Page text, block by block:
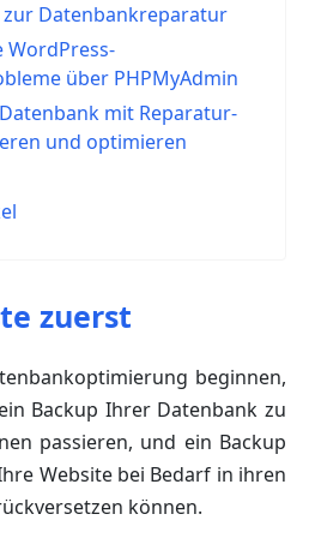
zur Datenbankreparatur
WordPress-
über PHPMyAdmin
mit Reparatur-
und optimieren
zuerst
beginnen,
Backup Ihrer Datenbank zu
passieren, und ein Backup
Website bei Bedarf in ihren
können.